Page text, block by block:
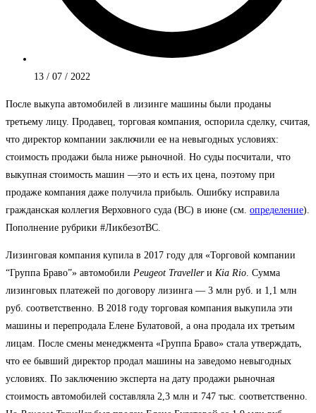
13 / 07 / 2022
После выкупа автомобилей в лизинге машины были проданы
третьему лицу. Продавец, торговая компания, оспорила сделку, считая,
что директор компании заключили ее на невыгодных условиях:
стоимость продажи была ниже рыночной. Но суды посчитали, что
выкупная стоимость машин —это и есть их цена, поэтому при
продаже компания даже получила прибыль. Ошибку исправила
гражданская коллегия Верховного суда (ВС) в июне (см. определение).
Пополнение рубрики #ЛикбезотВС.
Лизинговая компания купила в 2017 году для «Торговой компании
“Группа Браво”» автомобили Peugeot Travellerи Kia Rio . Сумма
лизинговых платежей по договору лизинга — 3 млн руб. и 1,1 млн
руб. соответственно. В 2018 году торговая компания выкупила эти
машины и перепродала Елене Булатовой, а она продала их третьим
лицам. После смены менеджмента «Группа Браво» стала утверждать,
что ее бывший директор продал машины на заведомо невыгодных
условиях. По заключению эксперта на дату продажи рыночная
стоимость автомобилей составляла 2,3 млн и 747 тыс. соответственно.